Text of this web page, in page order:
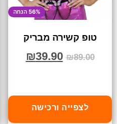
56% הנחה
טופ קשירה מבריק
₪89.00
₪39.90
לצפייה ורכישה